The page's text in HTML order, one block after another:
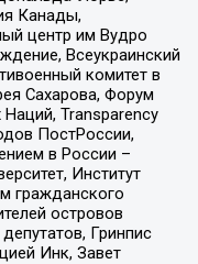
Канады,
центр им Вудро
Всеукраинский
комитет в
Сахарова, Форум
Transparеncy
ПостРоссии,
в России –
Институт
гражданского
островов
Гринпис
Инк, Завет